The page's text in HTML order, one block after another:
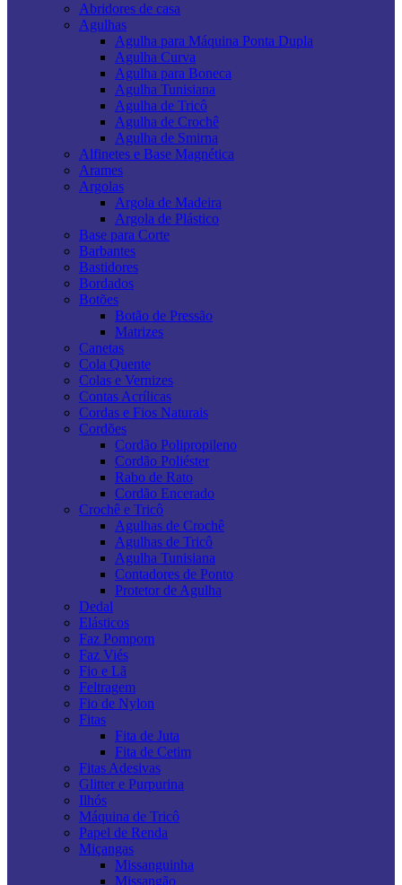
Abridores de casa
Agulhas
Agulha para Máquina Ponta Dupla
Agulha Curva
Agulha para Boneca
Agulha Tunisiana
Agulha de Tricô
Agulha de Crochê
Agulha de Smirna
Alfinetes e Base Magnética
Arames
Argolas
Argola de Madeira
Argola de Plástico
Base para Corte
Barbantes
Bastidores
Bordados
Botões
Botão de Pressão
Matrizes
Canetas
Cola Quente
Colas e Vernizes
Contas Acrílicas
Cordas e Fios Naturais
Cordões
Cordão Polipropileno
Cordão Poliéster
Rabo de Rato
Cordão Encerado
Crochê e Tricô
Agulhas de Crochê
Agulhas de Tricô
Agulha Tunisiana
Contadores de Ponto
Protetor de Agulha
Dedal
Elásticos
Faz Pompom
Faz Viés
Fio e Lã
Feltragem
Fio de Nylon
Fitas
Fita de Juta
Fita de Cetim
Fitas Adesivas
Glitter e Purpurina
Ilhós
Máquina de Tricô
Papel de Renda
Miçangas
Missanguinha
Missangão